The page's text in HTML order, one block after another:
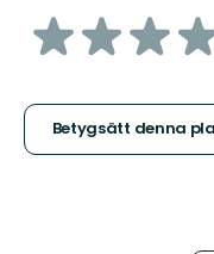
av
stjärnor
Betygsätt denna